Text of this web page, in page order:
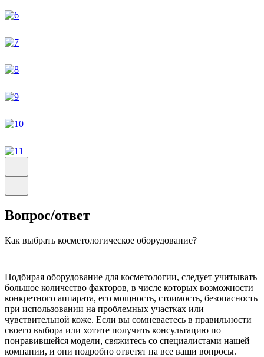
Вопрос/ответ
Как выбрать косметологическое оборудование?
Подбирая оборудование для косметологии, следует учитывать
большое количество факторов, в числе которых возможности
конкретного аппарата, его мощность, стоимость, безопасность
при использовании на проблемных участках или
чувствительной коже. Если вы сомневаетесь в правильности
своего выбора или хотите получить консультацию по
понравившейся модели, свяжитесь со специалистами нашей
компании, и они подробно ответят на все ваши вопросы.